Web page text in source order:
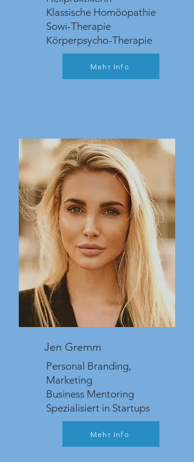
Klassische Homöopathie
Sowi-Therapie
Körperpsycho-Therapie
Mehr Info
Jen Gremm
Personal Branding,
Marketing
Business Mentoring
Spezialisiert in Startups
Mehr Info